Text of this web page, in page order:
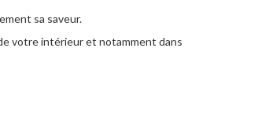
sa saveur.
votre intérieur et notamment dans